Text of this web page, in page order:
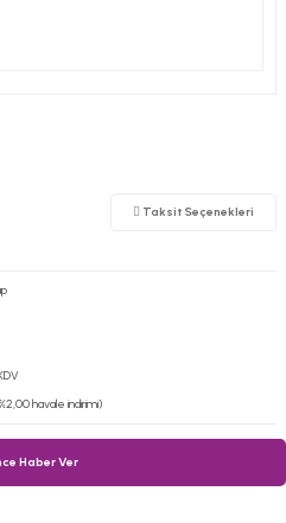
Taksit Seçenekleri
havale indirimi)
Haber Ver